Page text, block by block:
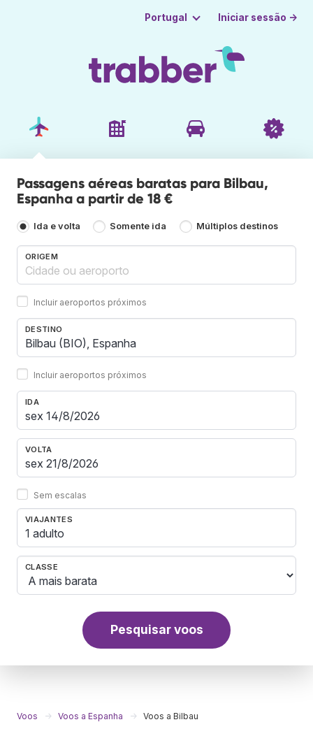
Portugal Iniciar sessão →
Passagens aéreas baratas para Bilbau,
Espanha a partir de 18 €
Ida e volta Somente ida Múltiplos destinos
ORIGEM
Incluir aeroportos próximos
DESTINO
Incluir aeroportos próximos
IDA
VOLTA
Sem escalas
VIAJANTES
1 adulto
CLASSE
Pesquisar voos
Voos Voos a Espanha Voos a Bilbau